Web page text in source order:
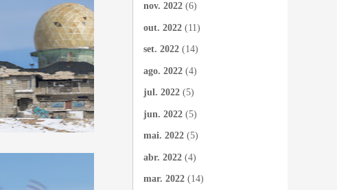
nov. 2022 (6)
out. 2022 (11)
set. 2022 (14)
ago. 2022 (4)
jul. 2022 (5)
jun. 2022 (5)
mai. 2022 (5)
abr. 2022 (4)
mar. 2022 (14)